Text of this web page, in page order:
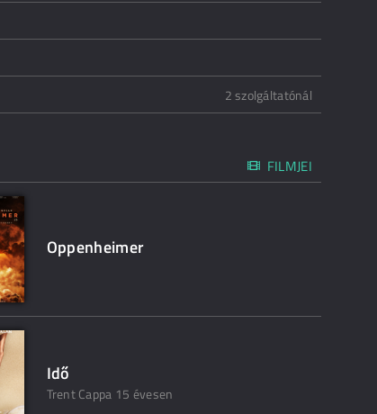
2 szolgáltatónál
FILMJEI
Oppenheimer
Idő
Trent Cappa 15 évesen